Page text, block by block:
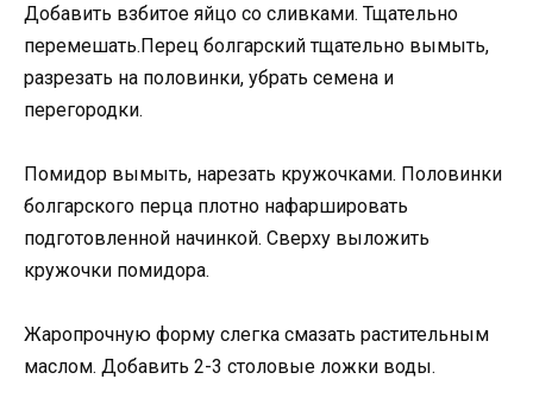
Добавить взбитое яйцо со сливками. Тщательно
перемешать.Перец болгарский тщательно вымыть,
разрезать на половинки, убрать семена и
перегородки.
Помидор вымыть, нарезать кружочками. Половинки
болгарского перца плотно нафаршировать
подготовленной начинкой. Сверху выложить
кружочки помидора.
Жаропрочную форму слегка смазать растительным
маслом. Добавить 2-3 столовые ложки воды.